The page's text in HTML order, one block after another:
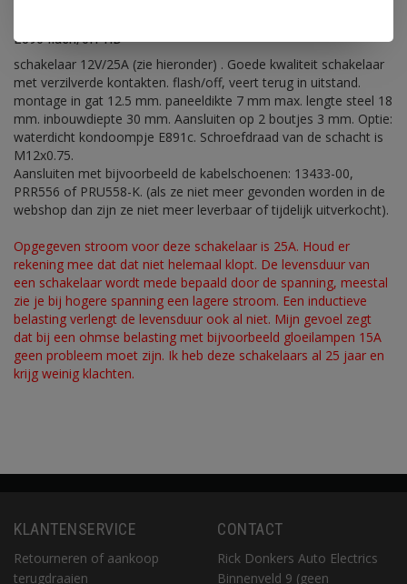
E890 flash/off HD
schakelaar 12V/25A (zie hieronder) . Goede kwaliteit schakelaar
met verzilverde kontakten. flash/off, veert terug in uitstand.
montage in gat 12.5 mm. paneeldikte 7 mm max. lengte steel 18
mm. inbouwdiepte 30 mm. Aansluiten op 2 boutjes 3 mm. Optie:
waterdicht kondoompje E891c. Schroefdraad van de schacht is
M12x0.75.
Aansluiten met bijvoorbeeld de kabelschoenen: 13433-00,
PRR556 of PRU558-K. (als ze niet meer gevonden worden in de
webshop dan zijn ze niet meer leverbaar of tijdelijk uitverkocht).
Opgegeven stroom voor deze schakelaar is 25A. Houd er
rekening mee dat dat niet helemaal klopt. De levensduur van
een schakelaar wordt mede bepaald door de spanning, meestal
zie je bij hogere spanning een lagere stroom. Een inductieve
belasting verlengt de levensduur ook al niet. Mijn gevoel zegt
dat bij een ohmse belasting met bijvoorbeeld gloeilampen 15A
geen probleem moet zijn. Ik heb deze schakelaars al 25 jaar en
krijg weinig klachten.
KLANTENSERVICE
Retourneren of aankoop
terugdraaien
CONTACT
Rick Donkers Auto Electrics
Binnenveld 9 (geen